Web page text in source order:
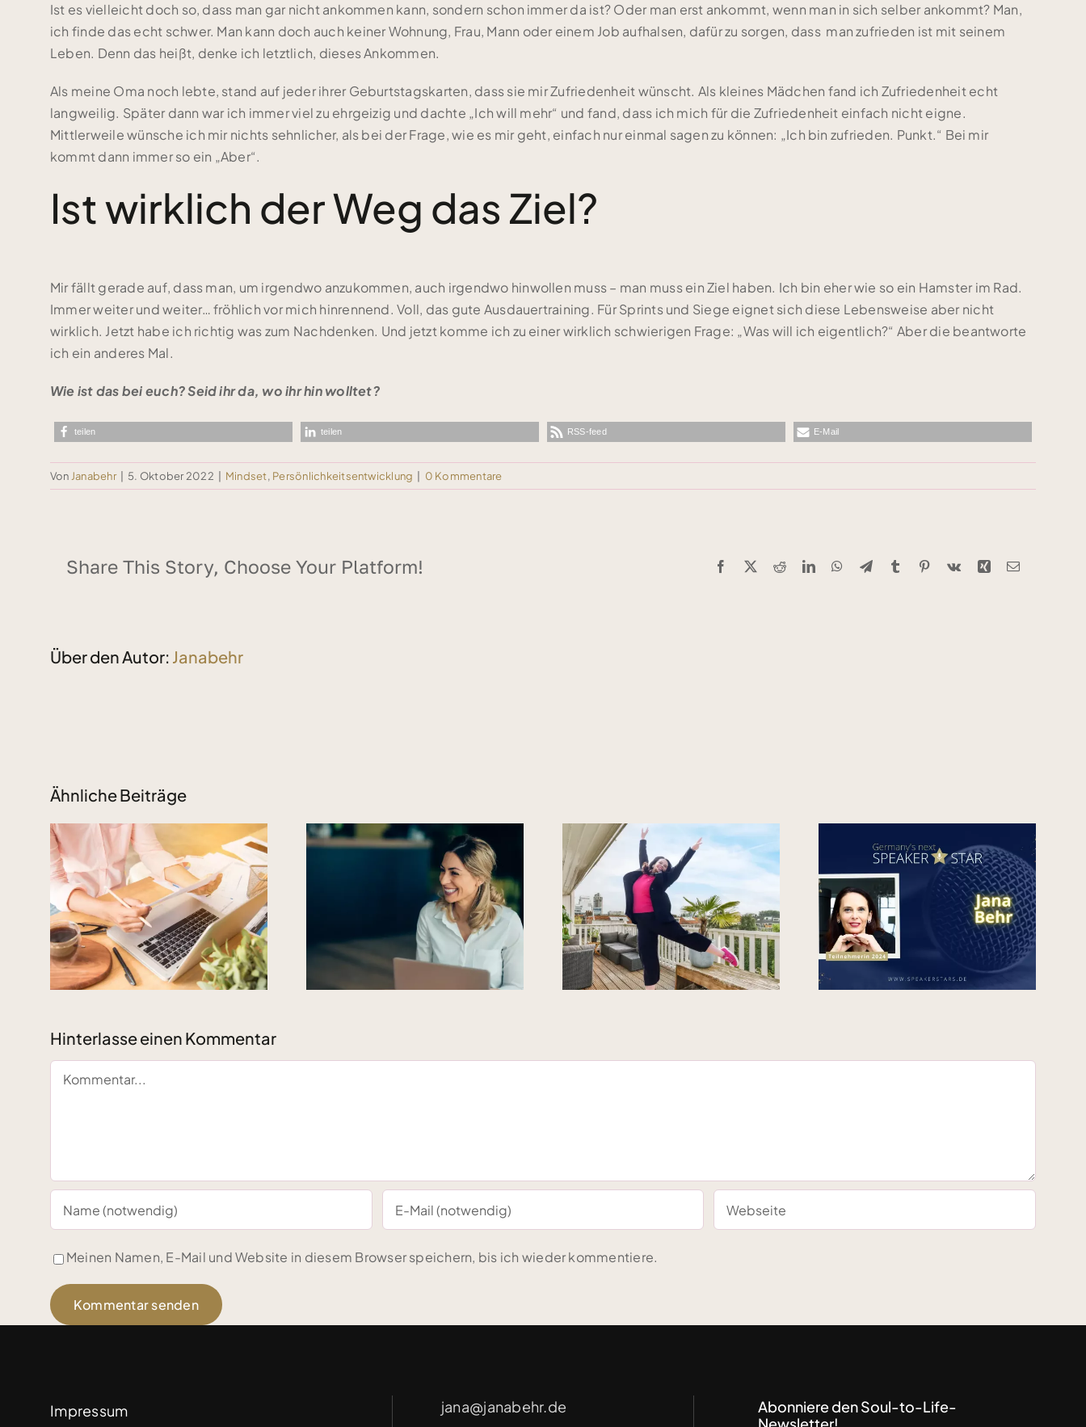
Ist es vielleicht doch so, dass man gar nicht ankommen kann, sondern schon immer da ist? Oder man erst ankommt, wenn man in sich selber ankommt? Man,
ich finde das echt schwer. Man kann doch auch keiner Wohnung, Frau, Mann oder einem Job aufhalsen, dafür zu sorgen, dass man zufrieden ist mit seinem
Leben. Denn das heißt, denke ich letztlich, dieses Ankommen.
Als meine Oma noch lebte, stand auf jeder ihrer Geburtstagskarten, dass sie mir Zufriedenheit wünscht. Als kleines Mädchen fand ich Zufriedenheit echt
langweilig. Später dann war ich immer viel zu ehrgeizig und dachte „Ich will mehr“ und fand, dass ich mich für die Zufriedenheit einfach nicht eigne.
Mittlerweile wünsche ich mir nichts sehnlicher, als bei der Frage, wie es mir geht, einfach nur einmal sagen zu können: „Ich bin zufrieden. Punkt.“ Bei mir
kommt dann immer so ein „Aber“.
Ist wirklich der Weg das Ziel?
Mir fällt gerade auf, dass man, um irgendwo anzukommen, auch irgendwo hinwollen muss – man muss ein Ziel haben. Ich bin eher wie so ein Hamster im Rad.
Immer weiter und weiter… fröhlich vor mich hinrennend. Voll, das gute Ausdauertraining. Für Sprints und Siege eignet sich diese Lebensweise aber nicht
wirklich. Jetzt habe ich richtig was zum Nachdenken. Und jetzt komme ich zu einer wirklich schwierigen Frage: „Was will ich eigentlich?“ Aber die beantworte
ich ein anderes Mal.
Wie ist das bei euch? Seid ihr da, wo ihr hin wolltet?
teilen teilen RSS-feed E-Mail
VonJanabehr 5. Oktober 2022 Mindset, Persönlichkeitsentwicklung 0 Kommentare
Share This Story, Choose Your Platform! Facebook
X RedditLinkedInWhatsApp
TelegramTumblr Pinterest
Vk Xing E-
Über den Autor: Janabehr
Ähnliche Beiträge
Human Design im
Business als
Erfolgsgeheimnis
Warum eine
Entscheidung dein
ganz Leben
verändern kann und
was das mit
Pfefferminzzigaretten
und Flashdance zu
Auf dem Weg zu
Germany’s next
Speaker Star 2024!
Die geheime Power
eines Generators:
Wie ich mein
Business mit
Leichtigkeit zum
Erfolg bringe
Hinterlasse einen Kommentar
Kommentar
Meinen Namen, E-Mail und Website in diesem Browser speichern, bis ich wieder kommentiere.
Impressum
jana@janabehr.de
Abonniere den Soul-to-Life-